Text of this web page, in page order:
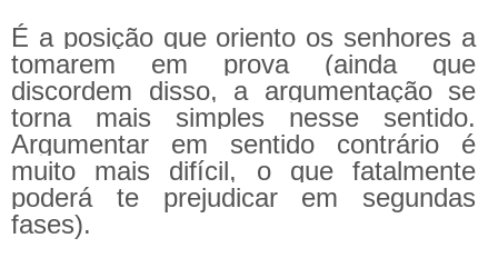
É a posição que oriento os senhores a
tomarem em prova (ainda que
discordem disso, a argumentação se
torna mais simples nesse sentido.
Argumentar em sentido contrário é
muito mais difícil, o que fatalmente
poderá te prejudicar em segundas
fases).